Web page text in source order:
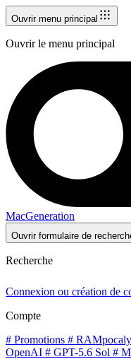
Ouvrir menu principal
Ouvrir le menu principal
MacGeneration
Ouvrir formulaire de
Recherche
Connexion ou création de
Compte
# Promotions #
OpenAI # GPT-5.6 Sol #